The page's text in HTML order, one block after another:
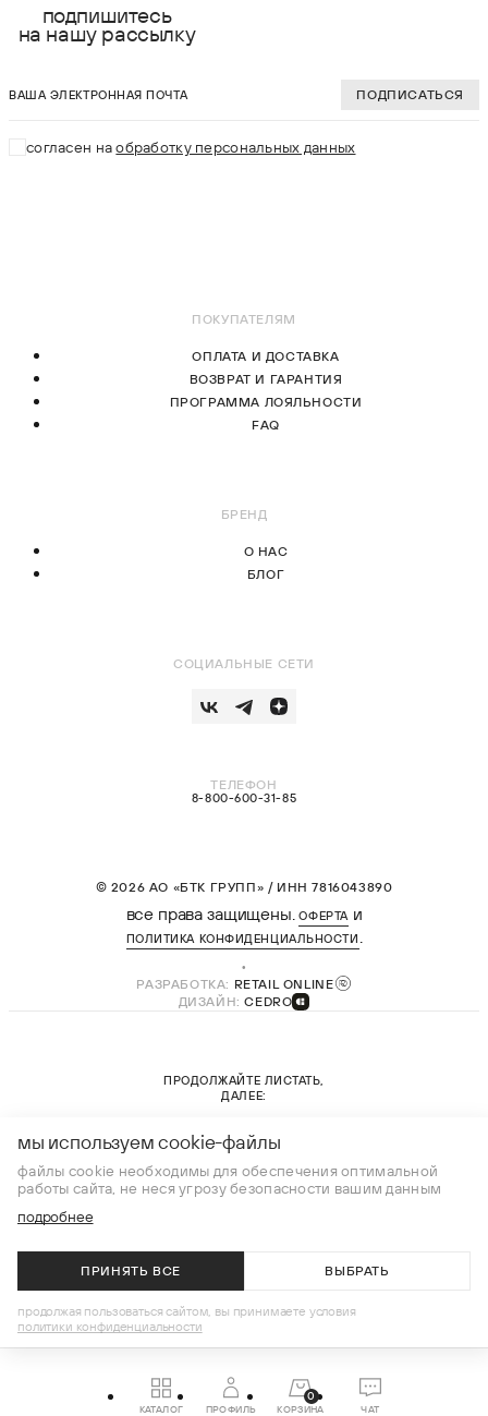
подпишитесь
на нашу рассылку
ПОДПИСАТЬСЯ
согласен наобработку персональных данных
СОЦИАЛЬНЫЕ СЕТИ
ТЕЛЕФОН
8-800-600-31-85
ПОКУПАТЕЛЯМ
ОПЛАТА И ДОСТАВКА
ВОЗВРАТ И ГАРАНТИЯ
ПРОГРАММА ЛОЯЛЬНОСТИ
FAQ
БРЕНД
О НАС
БЛОГ
© 2026 АО «БТК ГРУПП» / ИНН 7816043890
все права защищены.ОФЕРТАи
ПОЛИТИКА КОНФИДЕНЦИАЛЬНОСТИ .
РАЗРАБОТКА: RETAIL ONLINE
ДИЗАЙН:CEDRO
ПРОДОЛЖАЙТЕ ЛИСТАТЬ,
ДАЛЕЕ:
новая коллекция
КАТАЛОГ ПРОФИЛЬ
0
КОРЗИНА ЧАТ
мы используем cookie-файлы
файлы cookie необходимы для обеспечения оптимальной
работы сайта, не неся угрозу безопасности вашим данным
подробнее
ПРИНЯТЬ ВСЕ ВЫБРАТЬ
продолжая пользоваться сайтом, вы принимаете условия
политики конфиденциальности